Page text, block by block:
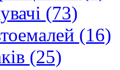
(73)
(16)
(25)